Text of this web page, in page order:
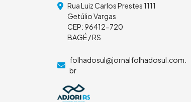
Rua Luiz Carlos Prestes 1111
Getúlio Vargas
CEP: 96412-720
BAGÉ / RS
folhadosul@jornalfolhadosul.com.
br